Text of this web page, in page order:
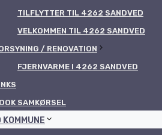
TILFLYTTER TIL 4262 SANDVED
VELKOMMEN TIL 4262 SANDVED
/ RENOVATION
FJERNVARME I 4262 SANDVED
SAMKØRSEL